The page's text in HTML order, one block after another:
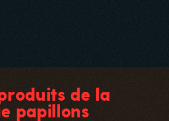
de la
papillons